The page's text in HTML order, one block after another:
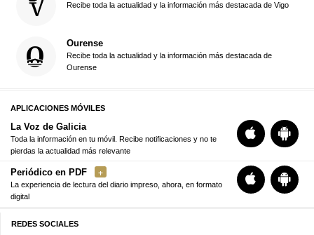
Recibe toda la actualidad y la información más destacada de Vigo
Ourense
Recibe toda la actualidad y la información más destacada de
Ourense
APLICACIONES MÓVILES
La Voz de Galicia
Toda la información en tu móvil. Recibe notificaciones y no te
pierdas la actualidad más relevante
Periódico en PDF
La experiencia de lectura del diario impreso, ahora, en formato
digital
REDES SOCIALES